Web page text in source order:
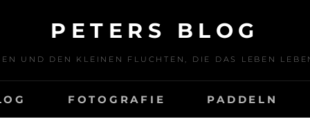
PETERS BLOG
UND DEN KLEINEN FLUCHTEN, DIE DAS LEBEN
FOTOGRAFIE PADDELN